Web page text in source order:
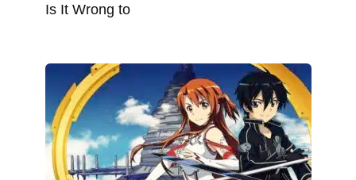
Is It Wrong to